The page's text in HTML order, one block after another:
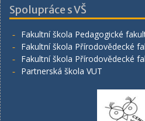
Spolupráce s VŠ
Fakultní škola Pedagogické
Fakultní škola Přírodovědecké
Fakultní škola Přírodovědecké
Partnerská škola VUT